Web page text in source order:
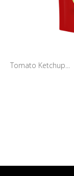
Tomato Ketchup...